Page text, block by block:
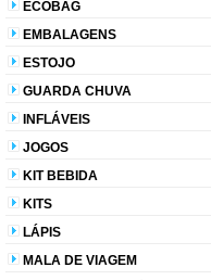
ECOBAG
EMBALAGENS
ESTOJO
GUARDA CHUVA
INFLÁVEIS
JOGOS
KIT BEBIDA
KITS
LÁPIS
MALA DE VIAGEM